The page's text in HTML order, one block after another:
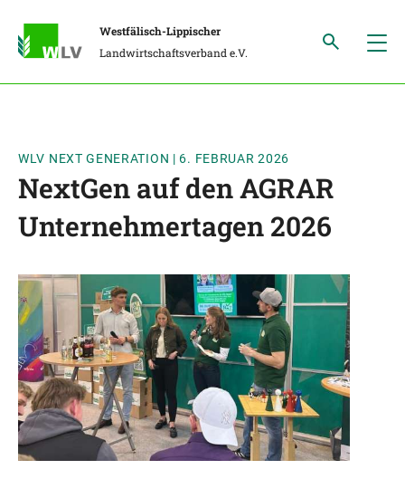
Westfälisch-Lippischer
Landwirtschaftsverband e.V.
WLV NEXT GENERATION | 6. FEBRUAR 2026
NextGen auf den AGRAR
Unternehmertagen 2026